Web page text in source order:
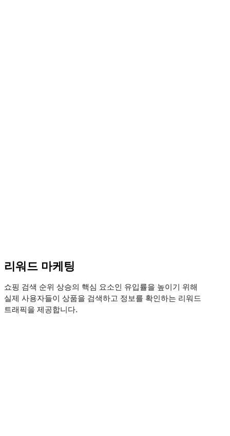
리워드 마케팅
쇼핑 검색 순위 상승의 핵심 요소인 유입률을 높이기 위해
실제 사용자들이 상품을 검색하고 정보를 확인하는 리워드
트래픽을 제공합니다.